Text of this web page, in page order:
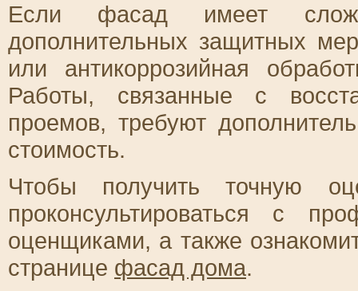
Если фасад имеет
дополнительных защитных
или антикоррозийная
Работы, связанные с
проемов, требуют
стоимость.
Чтобы получить точную
проконсультироваться с
оценщиками, а также
странице фасад дома.